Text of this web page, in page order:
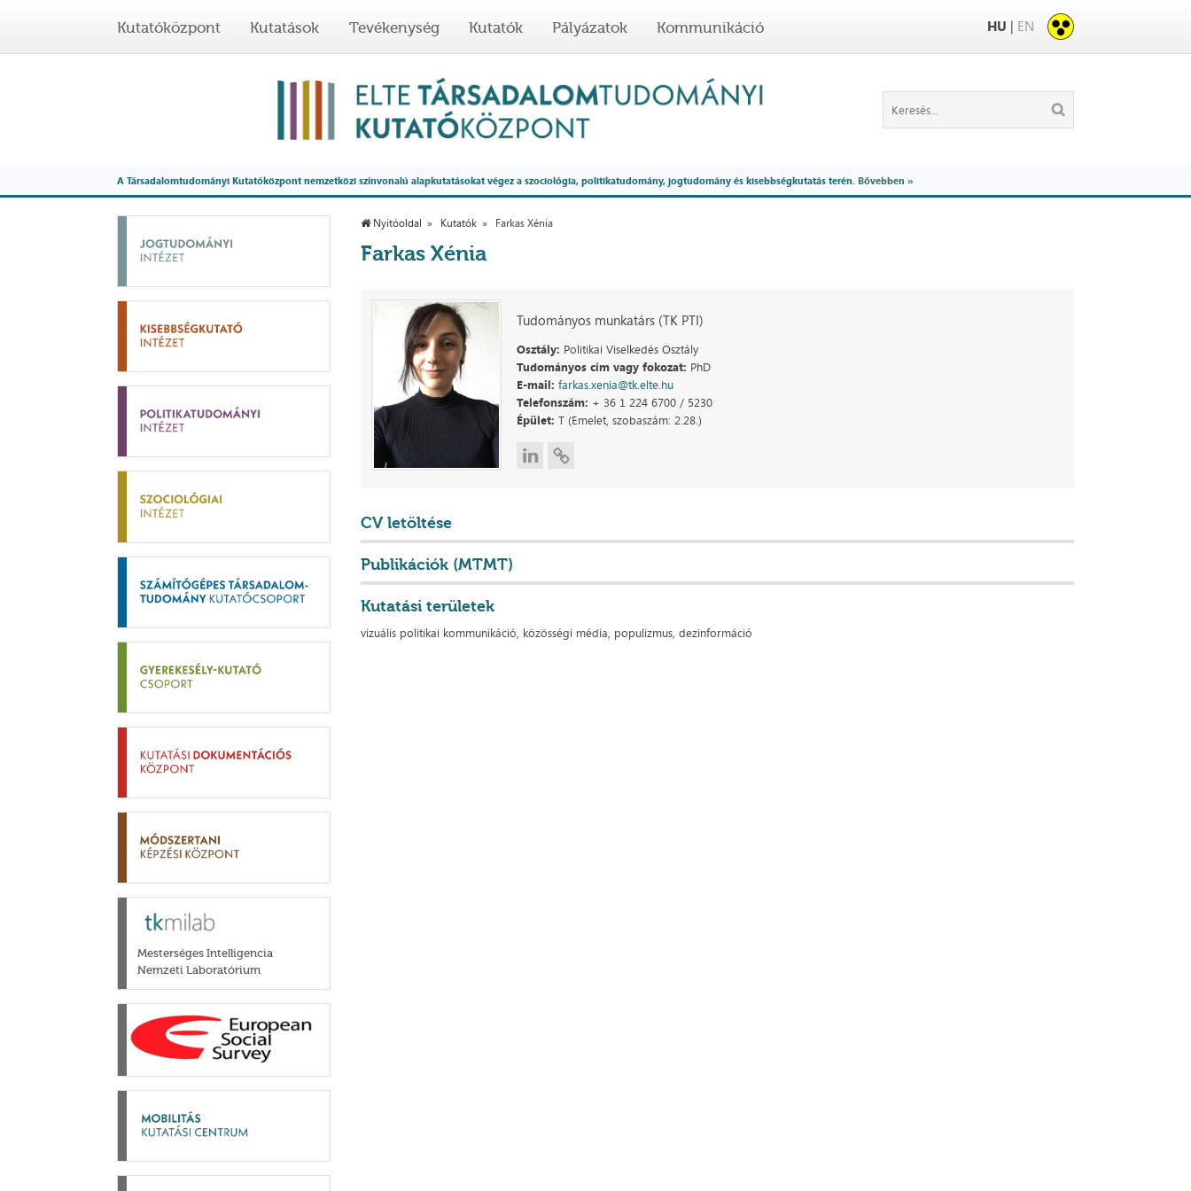
Kutatóközpont Kutatások Tevékenység Kutatók Pályázatok Kommunikáció HU | EN
A Társadalomtudományi Kutatóközpont nemzetközi színvonalú alapkutatásokat végez a szociológia, politikatudomány, jogtudomány és kisebbségkutatás terén. Bővebben »
Mesterséges Intelligencia
Nemzeti Laboratórium
Nyitóoldal Kutatók Farkas Xénia
Farkas Xénia
Tudományos munkatárs (TK PTI)
Osztály: Politikai Viselkedés Osztály
Tudományos cím vagy fokozat: PhD
E-mail: farkas.xenia@tk.elte.hu
Telefonszám: + 36 1 224 6700 / 5230
Épület: T (Emelet, szobaszám: 2.28.)
CV letöltése
Publikációk (MTMT)
Kutatási területek
vizuális politikai kommunikáció, közösségi média, populizmus, dezinformáció